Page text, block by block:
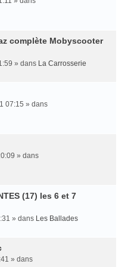
complète Mobyscooter
» dans La Carrosserie
07:15 » dans
» dans
(17) les 6 et 7
» dans Les Ballades
» dans